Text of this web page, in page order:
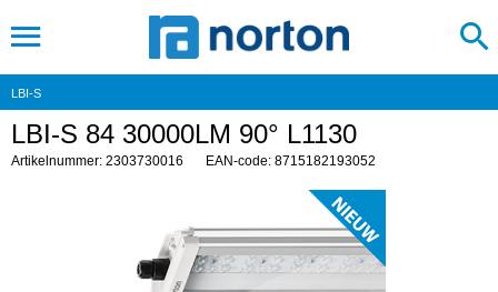
LBI-S
LBI-S 84 30000LM 90° L1130
Artikelnummer: 2303730016 EAN-code: 8715182193052